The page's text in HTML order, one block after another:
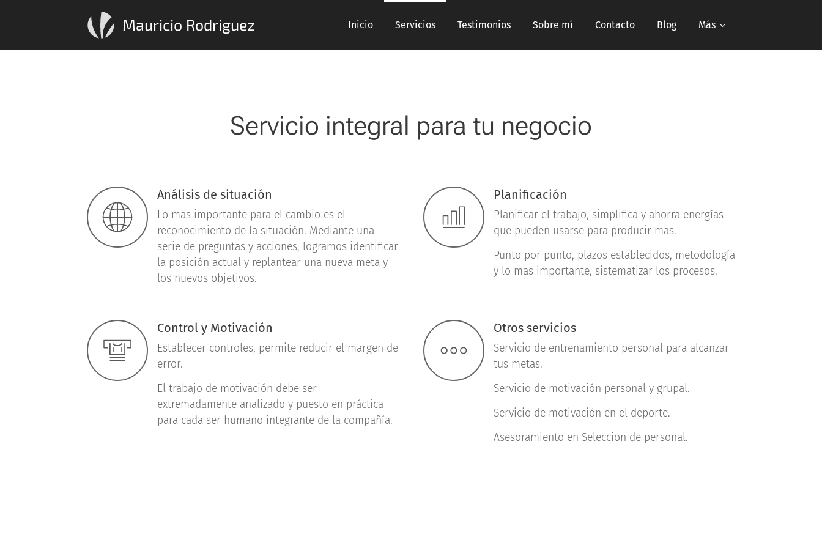
Mauricio Rodriguez Inicio Servicios Testimonios Sobre mí Contacto Blog Más
Servicio integral para tu negocio
Análisis de situación
Lo mas importante para el cambio es el
reconocimiento de la situación. Mediante una
serie de preguntas y acciones, logramos identificar
la posición actual y replantear una nueva meta y
los nuevos objetivos.
Planificación
Planificar el trabajo, simplifica y ahorra energías
que pueden usarse para producir mas.
Punto por punto, plazos establecidos, metodología
y lo mas importante, sistematizar los procesos.
Control y Motivación
Establecer controles, permite reducir el margen de
error.
El trabajo de motivación debe ser
extremadamente analizado y puesto en práctica
para cada ser humano integrante de la compañía.
Otros servicios
Servicio de entrenamiento personal para alcanzar
tus metas.
Servicio de motivación personal y grupal.
Servicio de motivación en el deporte.
Asesoramiento en Seleccion de personal.